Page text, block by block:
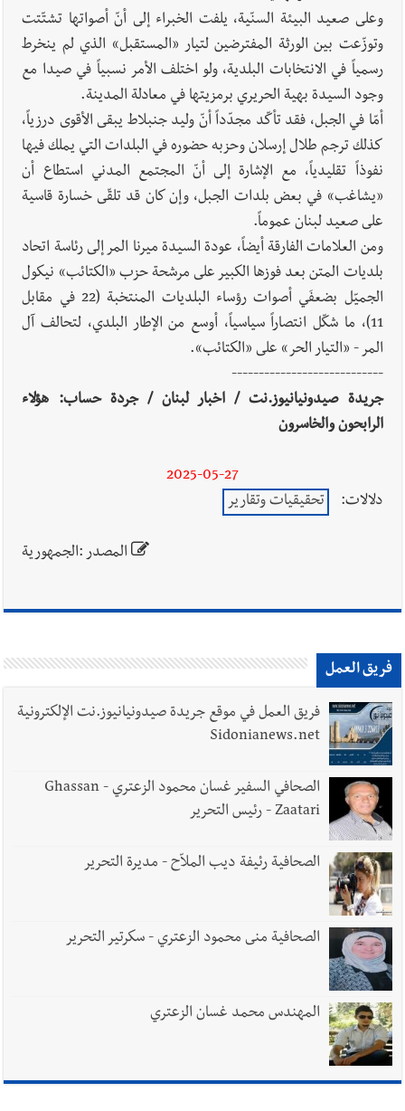
وعلى صعيد البيئة السنّية، يلفت الخبراء إلى أنّ أصواتها تشتّتت
وتوزّعت بين الورثة المفترضين لتيار «المستقبل» الذي لم ينخرط
رسمياً في الانتخابات البلدية، ولو اختلف الأمر نسبياً في صيدا مع
وجود السيدة بهية الحريري برمزيتها في معادلة المدينة.
أمّا في الجبل، فقد تأكّد مجدّداً أنّ وليد جنبلاط يبقى الأقوى درزياً،
كذلك ترجم طلال إرسلان وحزبه حضوره في البلدات التي يملك فيها
نفوذاً تقليدياً، مع الإشارة إلى أنّ المجتمع المدني استطاع أن
«يشاغب» في بعض بلدات الجبل، وإن كان قد تلقّى خسارة قاسية
على صعيد لبنان عموماً.
ومن العلامات الفارقة أيضاً، عودة السيدة ميرنا المر إلى رئاسة اتحاد
بلديات المتن بعد فوزها الكبير على مرشحة حزب «الكتائب» نيكول
الجميّل بضعفَي أصوات رؤساء البلديات المنتخبة (22 في مقابل
11)، ما شكّل انتصاراً سياسياً، أوسع من الإطار البلدي، لتحالف آل
المر - «التيار الحر» على «الكتائب».
----------------------------
جريدة صيدونيانيوز.نت / اخبار لبنان / جردة حساب: هؤلاء
الرابحون والخاسرون
2025-05-27
دلالات:
تحقيقيات وتقارير
المصدر :الجمهورية
فريق العمل
فريق العمل في موقع جريدة صيدونيانيوز.نت الإلكترونية
Sidonianews.net
الصحافي السفير غسان محمود الزعتري - Ghassan
Zaatari - رئيس التحرير
الصحافية رئيفة ديب الملاّح - مديرة التحرير
الصحافية منى محمود الزعتري - سكرتير التحرير
المهندس محمد غسان الزعتري